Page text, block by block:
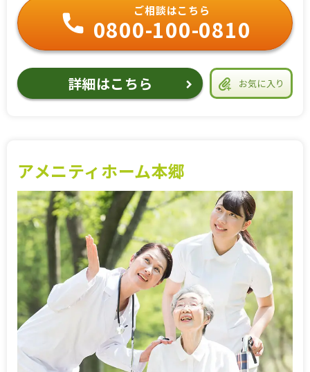
お気に入り
ご相談はこちら
0800-100-0810
詳細はこちら
アメニティホーム本郷